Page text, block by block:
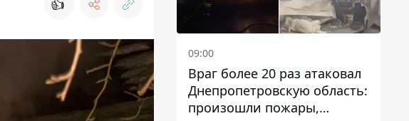
👍
09:00
Враг более 20 раз атаковал
Днепропетровскую область:
произошли пожары,